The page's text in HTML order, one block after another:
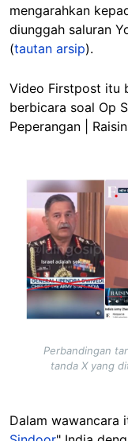
mengarahkan
diunggah saluran
(tautan arsip).
Video Firstpost itu
berbicara soal Op
Peperangan |
Image
Perbandingan
tanda X yang
Dalam wawancara